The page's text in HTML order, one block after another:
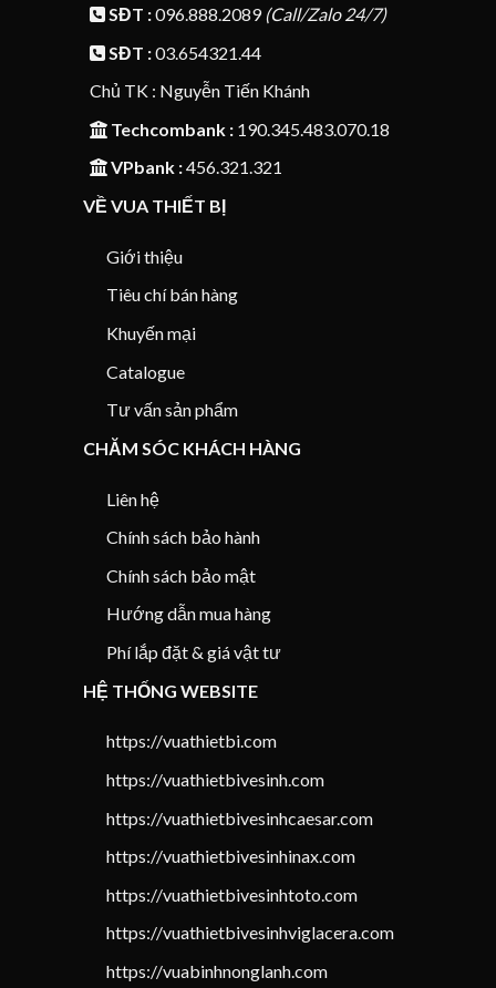
SĐT :096.888.2089 (Call/Zalo 24/7)
SĐT :03.654321.44
Chủ TK : Nguyễn Tiến Khánh
Techcombank :190.345.483.070.18
VPbank :456.321.321
VỀ VUA THIẾT BỊ
Giới thiệu
Tiêu chí bán hàng
Khuyến mại
Catalogue
Tư vấn sản phẩm
CHĂM SÓC KHÁCH HÀNG
Liên hệ
Chính sách bảo hành
Chính sách bảo mật
Hướng dẫn mua hàng
Phí lắp đặt & giá vật tư
HỆ THỐNG WEBSITE
https://vuathietbi.com
https://vuathietbivesinh.com
https://vuathietbivesinhcaesar.com
https://vuathietbivesinhinax.com
https://vuathietbivesinhtoto.com
https://vuathietbivesinhviglacera.com
https://vuabinhnonglanh.com